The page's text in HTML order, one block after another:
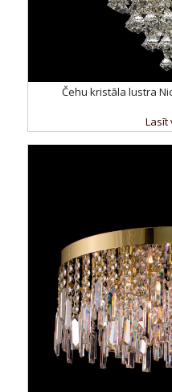
Čehu kristāla lustra
Lasīt